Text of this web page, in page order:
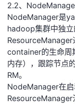
2.2、
NodeManager是
hadoop集群中独
ResourceManager
container的生命周
内存），跟踪节点
RM。
NodeManager在
ResourceManager